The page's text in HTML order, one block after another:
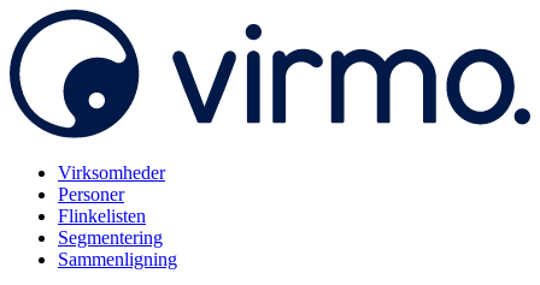
Virksomheder
Personer
Flinkelisten
Segmentering
Sammenligning